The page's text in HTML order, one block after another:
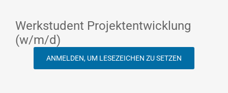
Werkstudent Projektentwicklung
(w/m/d)
ANMELDEN, UM LESEZEICHEN ZU SETZEN